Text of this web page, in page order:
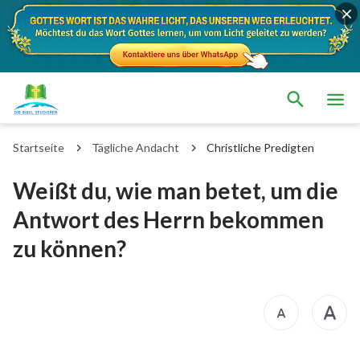
Startseite Tägliche Andacht Christliche Predigten
Weißt du, wie man betet, um die
Antwort des Herrn bekommen
zu können?